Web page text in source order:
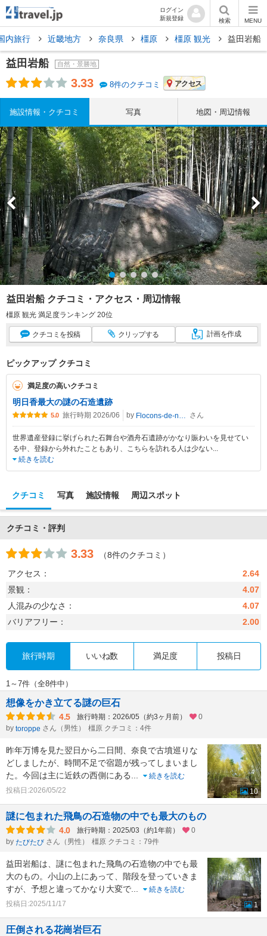
ログイン
新規登録
検索 MENU
内旅行 近畿地方 奈良県 橿原 橿原 観光 益田岩船
益田岩船 自然・景勝地
3.33 8件のクチコミ アクセス
施設情報・クチコミ 写真 地図・周辺情報
益田岩船 クチコミ・アクセス・周辺情報
橿原 観光 満足度ランキング 20位
クチコミ を投稿 クリップする 計画を作成
ピックアップ クチコミ
満足度の高いクチコミ
明日香最大の謎の石造遺跡
5.0 旅行時期 2026/06 by Flocons-de-neige さん
世界遺産登録に挙げられた石舞台や酒舟石遺跡がかなり賑わいを見せてい
る中、登録から外れたこともあり、こちらを訪れる人は少ない...
続きを読む
クチコミ 写真 施設情報 周辺スポット
クチコミ・評判
3.33
（8件のクチコミ）
アクセス：
2.64
景観：
4.07
人混みの少なさ：
4.07
バリアフリー：
2.00
旅行時期 いいね数 満足度 投稿日
1～7件（全8件中）
想像をかき立てる謎の巨石
4.5 旅行時期：2026/05（約3ヶ月前）
0
by toroppe さん（男性） 橿原 クチコミ：4件
昨年万博を見た翌日から二日間、奈良で古墳巡りな
どしましたが、時間不足で宿題が残ってしまいまし
た。今回は主に近鉄の西側にある
続きを読む
投稿日:2026/05/22
10
謎に包まれた飛鳥の石造物の中でも最大のもの
4.0 旅行時期：2025/03（約1年前）
0
by たびたび さん（男性） 橿原 クチコミ：79件
益田岩船は、謎に包まれた飛鳥の石造物の中でも最
大のもの。小山の上にあって、階段を登っていきま
すが、予想と違ってかなり大変で
続きを読む
投稿日:2025/11/17
1
圧倒される花崗岩巨石